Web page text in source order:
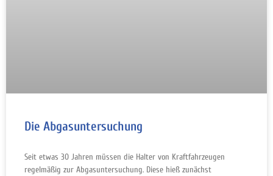
Die Abgasuntersuchung
Seit etwas 30 Jahren müssen die Halter von Kraftfahrzeugen
regelmäßig zur Abgasuntersuchung. Diese hieß zunächst